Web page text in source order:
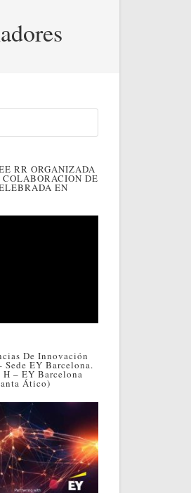
RR ORGANIZADA
DE
EN
De Innovación
Sede EY Barcelona.
– EY Barcelona
Ático)